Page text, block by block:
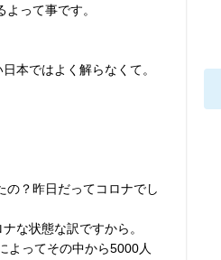
って事です。
本ではよく解らなくて。
の？昨日だってコロナでし
な状態な訳ですから。
よってその中から5000人